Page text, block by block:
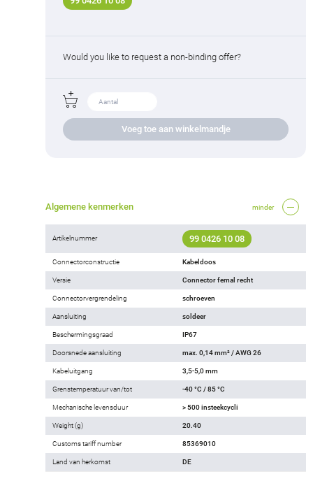
Would you like to request a non-binding offer?
Voeg toe aan winkelmandje
Algemene kenmerken minder
Artikelnummer 99 0426 10 08
Connectorconstructie Kabeldoos
Versie Connector femal recht
Connectorvergrendeling schroeven
Aansluiting soldeer
Beschermingsgraad IP67
Doorsnede aansluiting max. 0,14 mm² / AWG 26
Kabeluitgang 3,5-5,0 mm
Grenstemperatuur van/tot -40 °C / 85 °C
Mechanische levensduur > 500 insteekcycli
Weight (g) 20.40
Customs tariff number 85369010
Land van herkomst DE